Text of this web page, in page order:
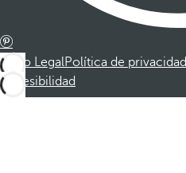
Aviso LegalPolítica de privacidad
Accesibilidad